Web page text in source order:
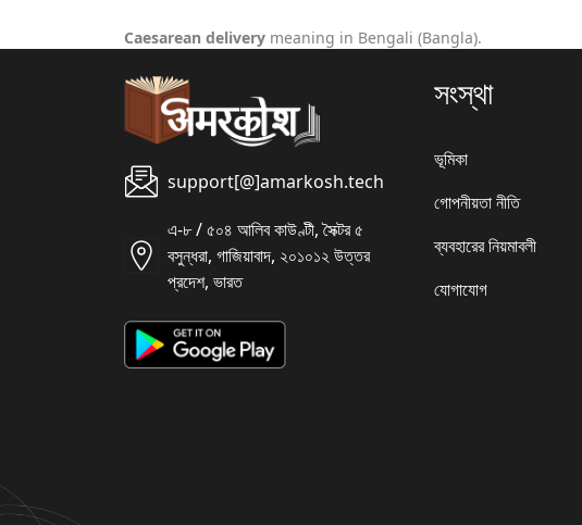
Caesarean delivery meaning in Bengali (Bangla).
support[@]amarkosh.tech
এ-৮ / ৫০৪ আলিব কাউণ্টী, সৈক্টর ৫
বসুন্ধরা, গাজিয়াবাদ, ২০১০১২ উত্তর
প্রদেশ, ভারত
সংস্থা
ভূমিকা
গোপনীয়তা নীতি
ব্যবহারের নিয়মাবলী
যোগাযোগ